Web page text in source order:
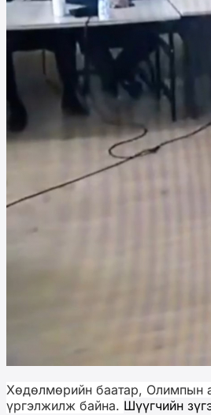
Хөдөлмөрийн баатар, Олимпын
үргэлжилж байна. Шүүгчийн